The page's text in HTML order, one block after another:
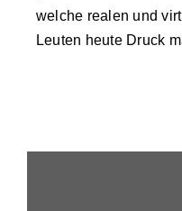
welche realen und
Leuten heute Druck